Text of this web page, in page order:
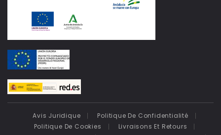
Avis Juridique
Politique De Confidentialité
Politique De Cookies
Livraisons Et Retours